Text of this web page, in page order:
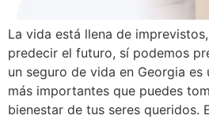
La vida está llena de
predecir el futuro, sí podemos
un seguro de vida en Georgia es
más importantes que puedes
bienestar de tus seres queridos.